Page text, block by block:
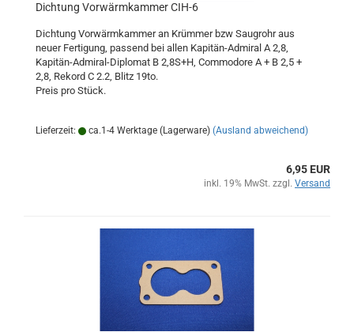
Dichtung Vorwärmkammer CIH-6
Dichtung Vorwärmkammer an Krümmer bzw Saugrohr aus
neuer Fertigung, passend bei allen Kapitän-Admiral A 2,8,
Kapitän-Admiral-Diplomat B 2,8S+H, Commodore A + B 2,5 +
2,8, Rekord C 2.2, Blitz 19to.
Preis pro Stück.
Lieferzeit: ca.1-4 Werktage (Lagerware) (Ausland abweichend)
6,95 EUR
inkl. 19% MwSt. zzgl. Versand